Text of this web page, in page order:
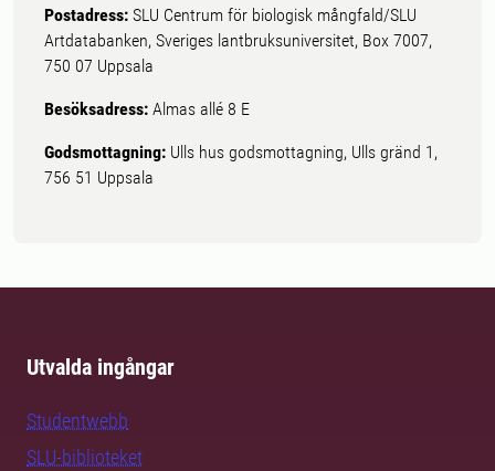
Postadress: SLU Centrum för biologisk mångfald/SLU
Artdatabanken, Sveriges lantbruksuniversitet, Box 7007,
750 07 Uppsala
Besöksadress: Almas allé 8 E
Godsmottagning: Ulls hus godsmottagning, Ulls gränd 1,
756 51 Uppsala
Utvalda ingångar
Studentwebb
SLU-biblioteket